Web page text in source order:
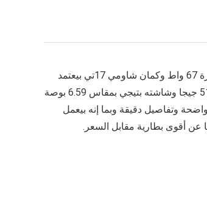
بيقدم معادلة قوية في الفئة الاقتصادية المتوسطة بفضل البطارية الضخمة اللي بتيجي بسعة 6500 مللي أمبير ومعاها شحن سريع بقدرة 67 واط وكمان شاومي 17تي بيعتمد
في أداءه على معالج Dimensity 8500 Ultra اللي بيوفر أداء مستقر وممتاز في المهام اليومية مع رامات بتوصل لـ 12 جيجا ومساحة تخزين لغاية 512 جيجا وشاشته بتيجي بمقاس 6.59 بوصة
المحتوى مع كاميرا أساسية بدقة 50 ميجا بكسل لالتقاط صور واضحة وتفاصيل دقيقة وبما إنه بيعمل
عن أقوى بطارية مقابل السعر.